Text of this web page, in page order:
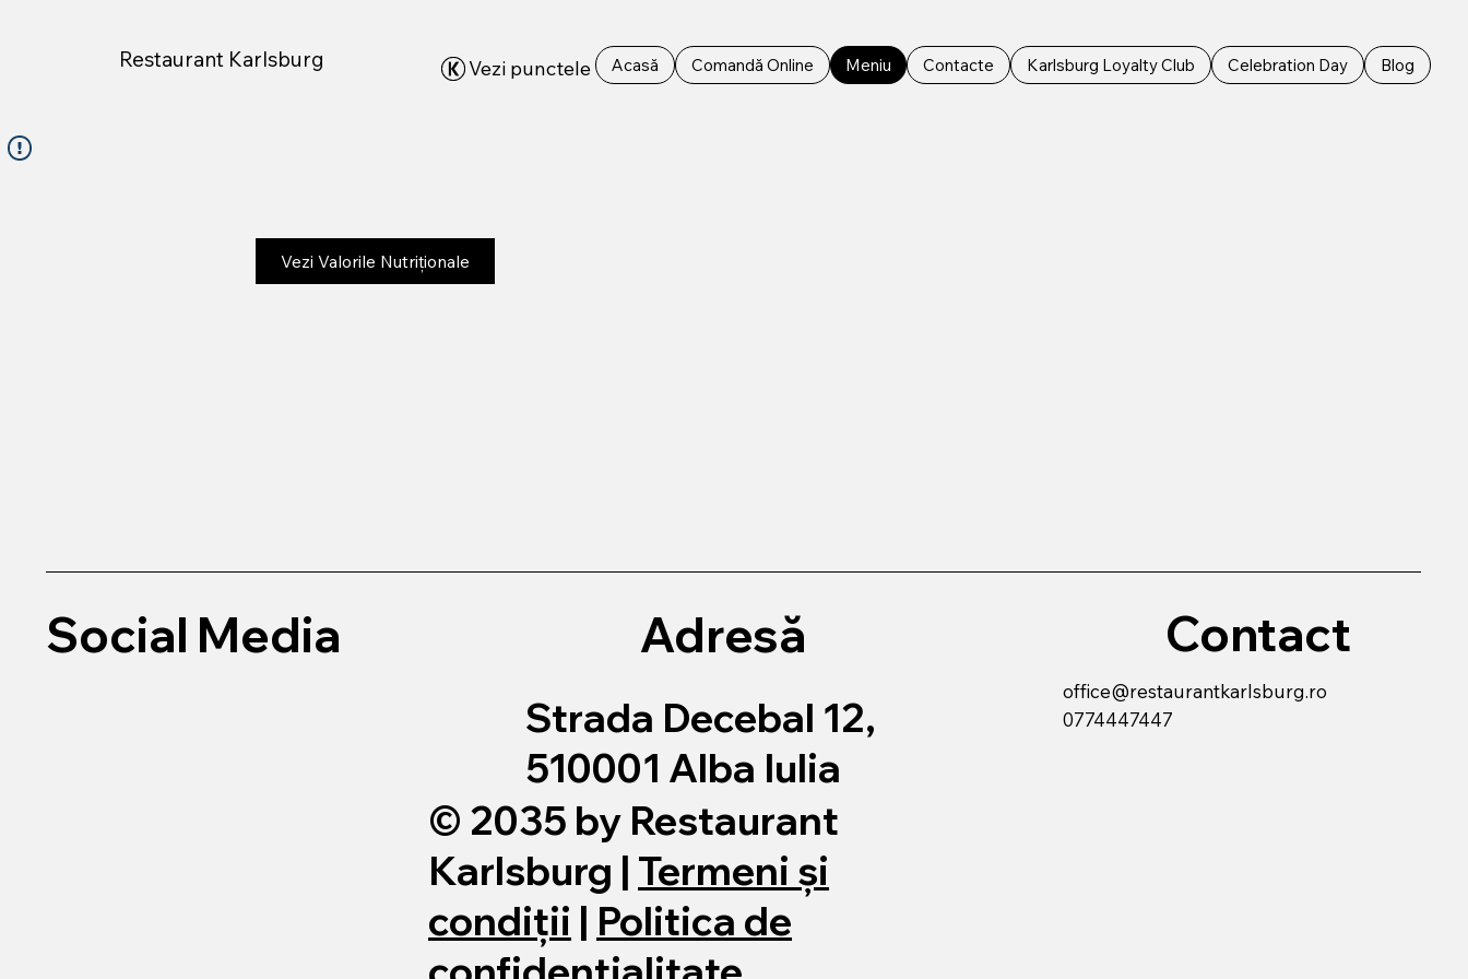
Restaurant Karlsburg Acasă Comandă Online Meniu Contacte Karlsburg Loyalty Club Celebration Day Blog
Vezi punctele
Vezi Valorile Nutriționale
Social Media Adresă Contact
​Strada Decebal 12,
510001 Alba Iulia
office@restaurantkarlsburg.ro
0774447447
© 2035 by Restaurant
Karlsburg | Termeni și
condiții | Politica de